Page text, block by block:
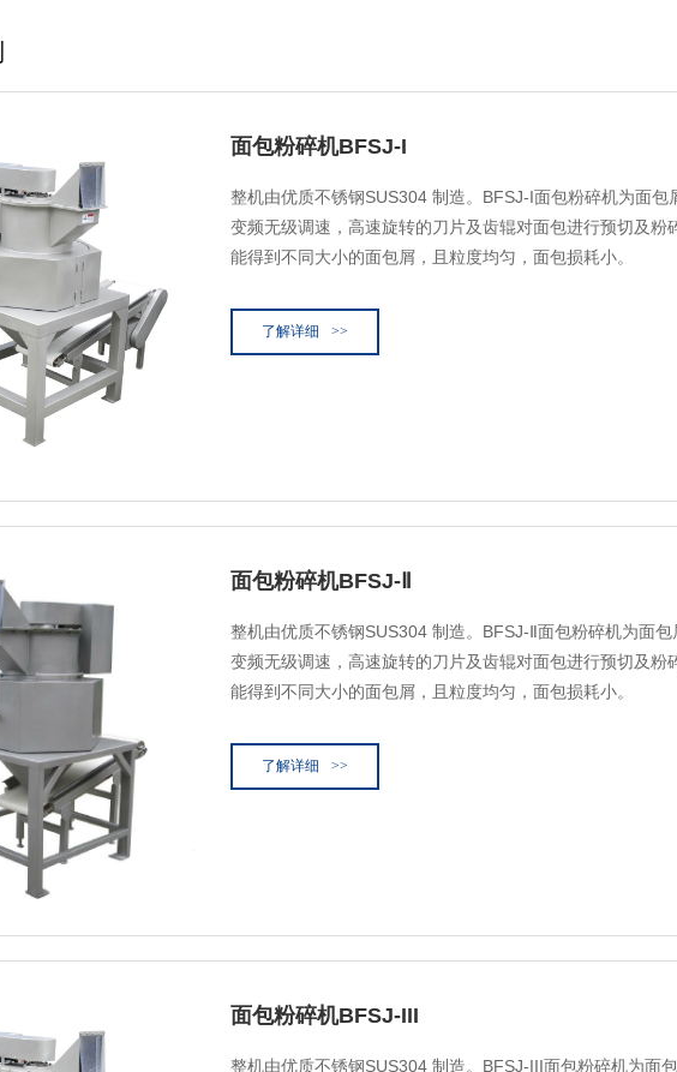
面包粉碎机BFSJ-I
整机由优质不锈钢SUS304 制造。BFSJ-I面包粉碎机为面包
变频无级调速，高速旋转的刀片及齿辊对面包进行预切及粉
能得到不同大小的面包屑，且粒度均匀，面包损耗小。
了解详细 >>
面包粉碎机BFSJ-Ⅱ
整机由优质不锈钢SUS304 制造。BFSJ-Ⅱ面包粉碎机为面
变频无级调速，高速旋转的刀片及齿辊对面包进行预切及粉
能得到不同大小的面包屑，且粒度均匀，面包损耗小。
了解详细 >>
面包粉碎机BFSJ-III
整机由优质不锈钢SUS304 制造。BFSJ-III面包粉碎机为面